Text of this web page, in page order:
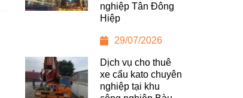
nghiệp Tân Đông
Hiệp
29/07/2026
Dịch vụ cho thuê
xe cẩu kato chuyên
nghiệp tại khu